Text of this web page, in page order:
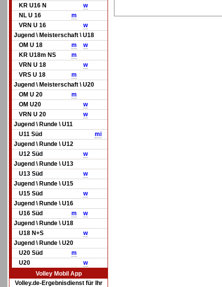
KR U16 N
w
NL U 16
m
VRN U 16
w
Jugend \ Meisterschaft \ U18
OM U 18
m
w
KR U18m NS
m
VRN U 18
w
VRS U 18
m
Jugend \ Meisterschaft \ U20
OM U 20
m
OM U20
w
VRN U 20
w
Jugend \ Runde \ U11
U11 Süd
mi
Jugend \ Runde \ U12
U12 Süd
w
Jugend \ Runde \ U13
U13 Süd
w
Jugend \ Runde \ U15
U15 Süd
w
Jugend \ Runde \ U16
U16 Süd
m
w
Jugend \ Runde \ U18
U18 N+S
w
Jugend \ Runde \ U20
U20 Süd
m
U20
w
Volley Mobil App
Volley.de-Ergebnisdienst für Ihr